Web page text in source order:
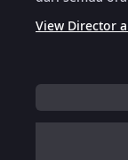
View Director